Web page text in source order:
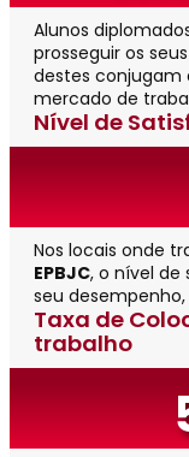
Alunos
prosseguir os
destes conjugam
mercado de
Nível de
Nos locais onde
EPBJC, o nível
seu
Taxa de
trabalho